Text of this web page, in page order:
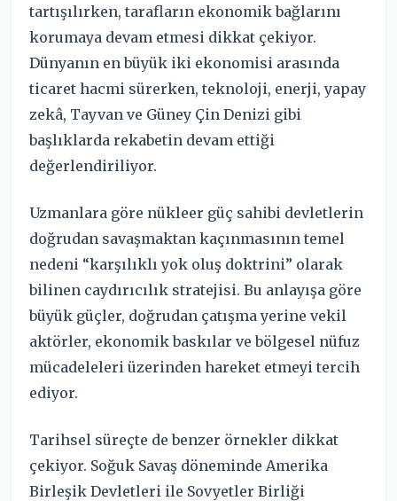
tartışılırken, tarafların ekonomik bağlarını
korumaya devam etmesi dikkat çekiyor.
Dünyanın en büyük iki ekonomisi arasında
ticaret hacmi sürerken, teknoloji, enerji, yapay
zekâ, Tayvan ve Güney Çin Denizi gibi
başlıklarda rekabetin devam ettiği
değerlendiriliyor.
Uzmanlara göre nükleer güç sahibi devletlerin
doğrudan savaşmaktan kaçınmasının temel
nedeni “karşılıklı yok oluş doktrini” olarak
bilinen caydırıcılık stratejisi. Bu anlayışa göre
büyük güçler, doğrudan çatışma yerine vekil
aktörler, ekonomik baskılar ve bölgesel nüfuz
mücadeleleri üzerinden hareket etmeyi tercih
ediyor.
Tarihsel süreçte de benzer örnekler dikkat
çekiyor. Soğuk Savaş döneminde Amerika
Birleşik Devletleri ile Sovyetler Birliği